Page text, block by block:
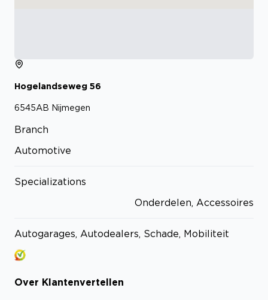
Hogelandseweg 56
6545AB Nijmegen
Branch
Automotive
Specializations
Onderdelen, Accessoires
Autogarages, Autodealers, Schade, Mobiliteit
Over Klantenvertellen